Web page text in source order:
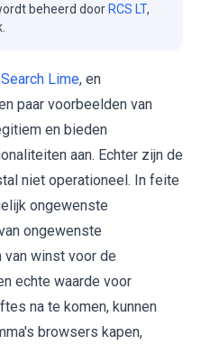
beheerd door RCS LT,
Search Lime, en
paar voorbeelden van
en bieden
aan. Echter zijn de
niet operationeel. In feite
ongewenste
ongewenste
van winst voor de
echte waarde voor
na te komen, kunnen
browsers kapen,